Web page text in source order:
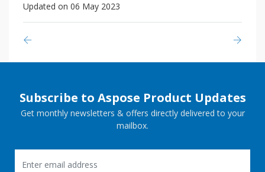
Updated on 06 May 2023
Subscribe to Aspose Product Updates
Get monthly newsletters & offers directly delivered to your
mailbox.